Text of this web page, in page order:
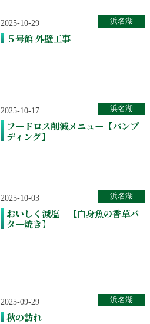
2025-10-29
５号館 外壁工事
浜名湖
2025-10-17
フードロス削減メニュー【パンプ
ディング】
浜名湖
2025-10-03
おいしく減塩 【白身魚の香草バ
ター焼き】
浜名湖
2025-09-29
秋の訪れ
浜名湖